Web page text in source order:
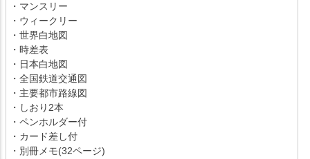
・マンスリー
・ウィークリー
・世界白地図
・時差表
・日本白地図
・全国鉄道交通図
・主要都市路線図
・しおり2本
・ペンホルダー付
・カード差し付
・別冊メモ(32ページ)